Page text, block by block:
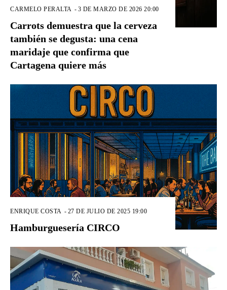
CARMELO PERALTA - 3 DE MARZO DE 2026 20:00
Carrots demuestra que la cerveza
también se degusta: una cena
maridaje que confirma que
Cartagena quiere más
ENRIQUE COSTA - 27 DE JULIO DE 2025 19:00
Hamburguesería CIRCO